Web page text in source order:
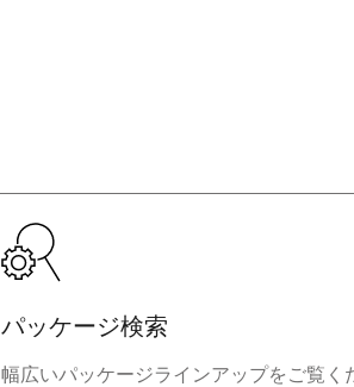
パッケージ検索
幅広いパッケージラインアップをご覧く